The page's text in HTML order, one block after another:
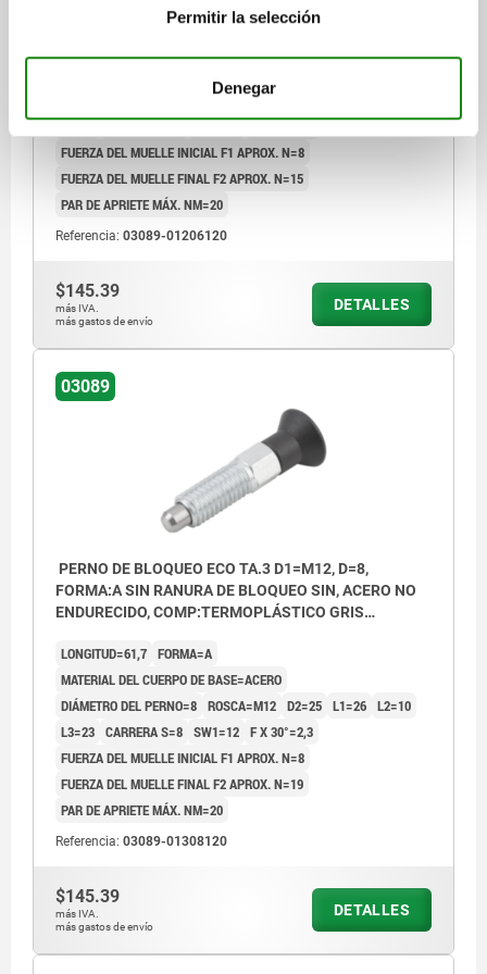
Permitir la selección
Denegar
ENDURECIDO, COMP:TERMOPLÁSTICO GRIS
ANTRACITA RAL7021
ROSCA=M12
L3=17 CARRERA S=6 SW1=12 F X 30°=1,8
FUERZA DEL MUELLE INICIAL F1 APROX. N=8
FUERZA DEL MUELLE FINAL F2 APROX. N=15
PAR DE APRIETE MÁX. NM=20
Referencia: 03089-01206120
$145.39
más IVA.
más gastos de envío
DETALLES
03089
PERNO DE BLOQUEO ECO TA.3 D1=M12, D=8,
FORMA:A SIN RANURA DE BLOQUEO SIN, ACERO NO
ENDURECIDO, COMP:TERMOPLÁSTICO GRIS
LONGITUD=61,7 FORMA=A
MATERIAL DEL CUERPO DE BASE=ACERO
DIÁMETRO DEL PERNO=8 ROSCA=M12 D2=25 L1=26 L2=10
L3=23 CARRERA S=8 SW1=12 F X 30°=2,3
FUERZA DEL MUELLE INICIAL F1 APROX. N=8
FUERZA DEL MUELLE FINAL F2 APROX. N=19
PAR DE APRIETE MÁX. NM=20
Referencia: 03089-01308120
$145.39
más IVA.
más gastos de envío
DETALLES